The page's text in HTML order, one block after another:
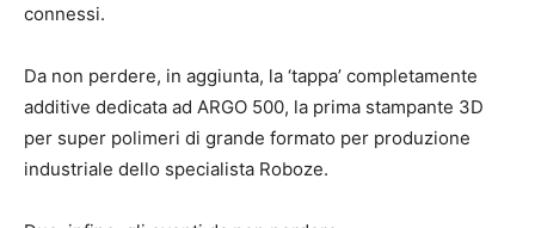
connessi.
Da non perdere, in aggiunta, la ‘tappa’ completamente
additive dedicata ad ARGO 500, la prima stampante 3D
per super polimeri di grande formato per produzione
industriale dello specialista Roboze.